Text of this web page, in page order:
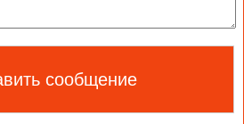
проточные водонагреватели